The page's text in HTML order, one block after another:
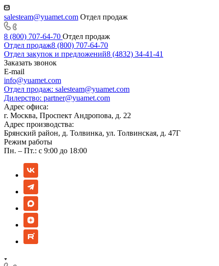
salesteam@yuamet.com Отдел продаж
8 (800) 707-64-70 Отдел продаж
Отдел продаж8 (800) 707-64-70
Отдел закупок и предложений8 (4832) 34-41-41
Заказать звонок
E-mail
info@yuamet.com
Отдел продаж: salesteam@yuamet.com
Дилерство: partner@yuamet.com
Адрес офиса:
г. Москва, Проспект Андропова, д. 22
Адрес производства:
Брянский район, д. Толвинка, ул. Толвинская, д. 47Г
Режим работы
Пн. – Пт.: с 9:00 до 18:00